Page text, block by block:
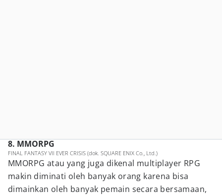
8. MMORPG
FINAL FANTASY VII EVER CRISIS (dok. SQUARE ENIX Co., Ltd.)
MMORPG atau yang juga dikenal multiplayer RPG
makin diminati oleh banyak orang karena bisa
dimainkan oleh banyak pemain secara bersamaan,